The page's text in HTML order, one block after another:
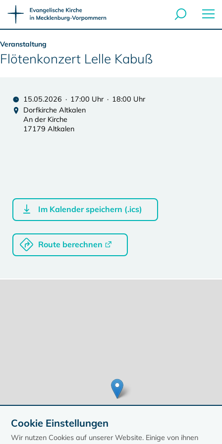
Veranstaltung
Flötenkonzert Lelle Kabuß
15.05.2026 · 17:00 Uhr · 18:00 Uhr
Dorfkirche Altkalen
An der Kirche
17179 Altkalen
Im Kalender speichern (.ics)
Route berechnen
Cookie Einstellungen
Wir nutzen Cookies auf unserer Website. Einige von ihnen